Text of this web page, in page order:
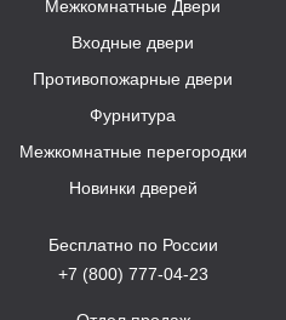
Межкомнатные Двери
Входные двери
Противопожарные двери
Фурнитура
Межкомнатные перегородки
Новинки дверей
Бесплатно по России
+7 (800) 777-04-23